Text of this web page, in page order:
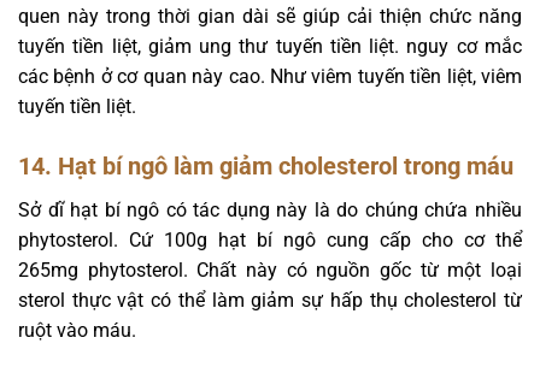
quen này trong thời gian dài sẽ giúp cải thiện chức năng
tuyến tiền liệt, giảm ung thư tuyến tiền liệt. nguy cơ mắc
các bệnh ở cơ quan này cao. Như viêm tuyến tiền liệt, viêm
tuyến tiền liệt.
14. Hạt bí ngô làm giảm cholesterol trong máu
Sở dĩ hạt bí ngô có tác dụng này là do chúng chứa nhiều
phytosterol. Cứ 100g hạt bí ngô cung cấp cho cơ thể
265mg phytosterol. Chất này có nguồn gốc từ một loại
sterol thực vật có thể làm giảm sự hấp thụ cholesterol từ
ruột vào máu.